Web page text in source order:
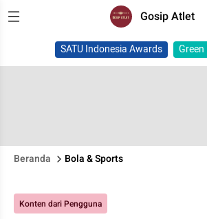
Gosip Atlet
SATU Indonesia Awards
Beranda Bola & Sports
Konten dari Pengguna